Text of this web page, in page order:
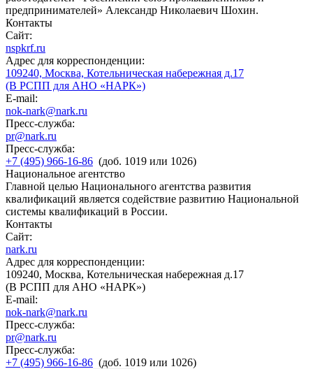
предпринимателей» Александр Николаевич Шохин.
Контакты
Сайт:
nspkrf.ru
Адрес для корреспонденции:
109240, Москва, Котельническая набережная д.17
(В РСПП для АНО «НАРК»)
E-mail:
nok-nark@nark.ru
Пресс-служба:
pr@nark.ru
Пресс-служба:
+7 (495) 966-16-86 (доб. 1019 или 1026)
Национальное агентство
Главной целью Национального агентства развития
квалификаций является содействие развитию Национальной
системы квалификаций в России.
Контакты
Сайт:
nark.ru
Адрес для корреспонденции:
109240, Москва, Котельническая набережная д.17
(В РСПП для АНО «НАРК»)
E-mail:
nok-nark@nark.ru
Пресс-служба:
pr@nark.ru
Пресс-служба:
+7 (495) 966-16-86 (доб. 1019 или 1026)